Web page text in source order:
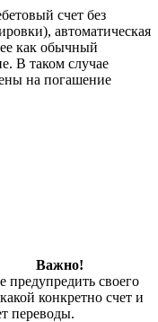
счет без
автоматическая
ее как обычный
В таком случае
на погашение
Важно!
предупредить своего
конкретно счет и
переводы.